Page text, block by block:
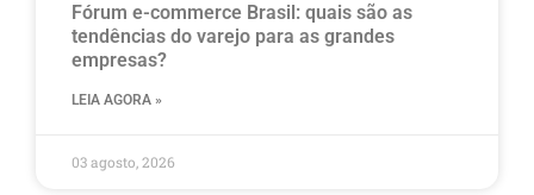
Fórum e-commerce Brasil: quais são as
tendências do varejo para as grandes
empresas?
LEIA AGORA »
03 agosto, 2026